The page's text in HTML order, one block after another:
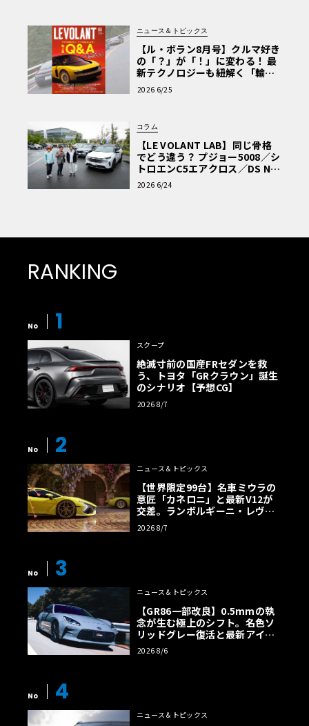
ニュース＆トピックス
【ル・ボラン8月号】クルマ好き
の「？」が「！」に変わる！ 最
新テクノロジーも紐解く「輸入
車Q&A」
2026 6/25
コラム
【LE VOLANT LAB】同じ骨格
でどう違う？ プジョー5008／シ
トロエンC5エアクロス／DS Nº4
読者一気乗りレポート
2026 6/24
RANKING
No 1
スクープ
絶滅寸前の国産FRセダンを救
う、トヨタ「GRクラウン」誕生
のシナリオ【予想CG】
2026 8/7
No 2
ニュース＆トピックス
【世界限定99台】名車ミウラの
意匠「カネロニ」と最新V12が
交差。ランボルギーニ・レヴエ
ルトに60周年記念車が登場
2026 8/7
No 3
ニュース＆トピックス
【GR86一部改良】0.5mmの執
念が生む極上のシフト。名色ソ
リッドグレー復活と最新アイサ
イトでFRの極みへ
2026 8/6
No 4
ニュース＆トピックス